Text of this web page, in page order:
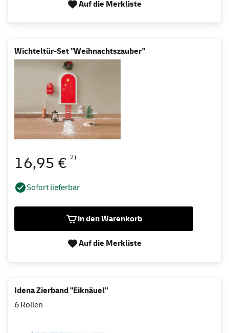
Auf die Merkliste
Wichteltür-Set "Weihnachtszauber"
16,95 € 2)
Sofort lieferbar
in den Warenkorb
Auf die Merkliste
Idena Zierband "Eiknäuel"
6 Rollen